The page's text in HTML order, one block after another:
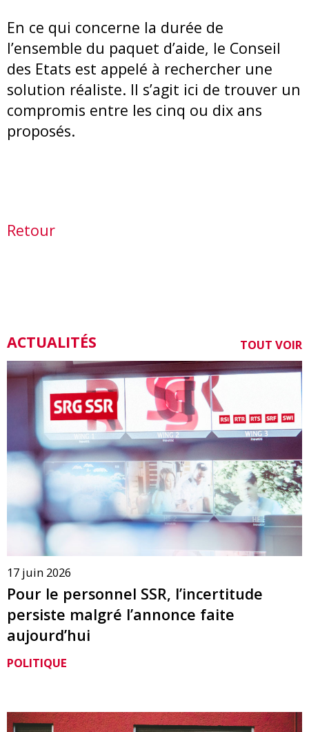
En ce qui concerne la durée de
l’ensemble du paquet d’aide, le Conseil
des Etats est appelé à rechercher une
solution réaliste. Il s’agit ici de trouver un
compromis entre les cinq ou dix ans
proposés.
Retour
ACTUALITÉS TOUT VOIR
17 juin 2026
Pour le personnel SSR, l’incertitude
persiste malgré l’annonce faite
aujourd’hui
POLITIQUE